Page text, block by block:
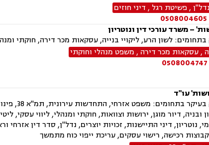
, פשיטת רגל , דיני חוזים
0508004605
– משרד עורכי דין ונוטריון
לשון הרע, ליקויי בנייה, עסקאות מכר דירה, חוקתי
,עסקאות מכר דירה , משפט מנהלי וחוקתי
0508004747
עו"ד
המשרד
ובניה, דיור מוגן, ירושות וצוואות, חוקתי ומנהלי, ליווי עסקי,
נוטריון, דיני התיישנות, זכויות יוצרים, נדל"ן, סדר דין
קבוצות רכישה, רישוי עסקים, עריכת ייפוי כוח מתמשך